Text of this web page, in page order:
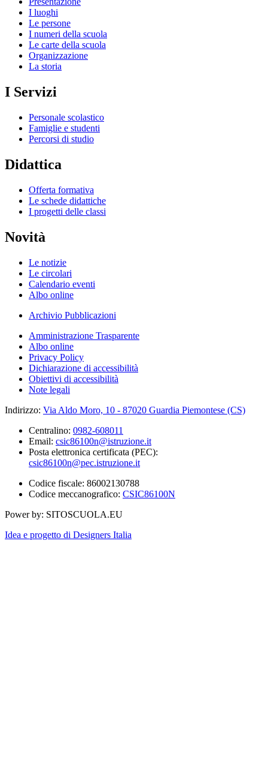
I luoghi
Le persone
I numeri della scuola
Le carte della scuola
Organizzazione
La storia
I Servizi
Personale scolastico
Famiglie e studenti
Percorsi di studio
Didattica
Offerta formativa
Le schede didattiche
I progetti delle classi
Novità
Le notizie
Le circolari
Calendario eventi
Albo online
Archivio Pubblicazioni
Amministrazione Trasparente
Albo online
Privacy Policy
Dichiarazione di accessibilità
Obiettivi di accessibilità
Note legali
Indirizzo: Via Aldo Moro, 10 - 87020 Guardia Piemontese (CS)
Centralino: 0982-608011
Email: csic86100n@istruzione.it
Posta elettronica certificata (PEC):
csic86100n@pec.istruzione.it
Codice fiscale: 86002130788
Codice meccanografico: CSIC86100N
Power by: SITOSCUOLA.EU
Idea e progetto di Designers Italia